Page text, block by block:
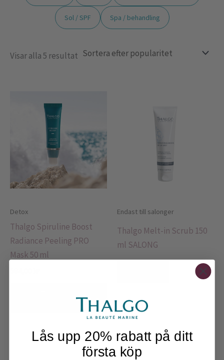
Sol / SPF Spa / behandling
Visar alla 5 resultat
Detox
Thalgo Spiruline Boost
Radiance Peeling PRO
Mask 50 ml
Endast till salonger
Thalgo Melt-in Scrub 150
ml SALONG
Lås upp 20% rabatt på ditt
första köp